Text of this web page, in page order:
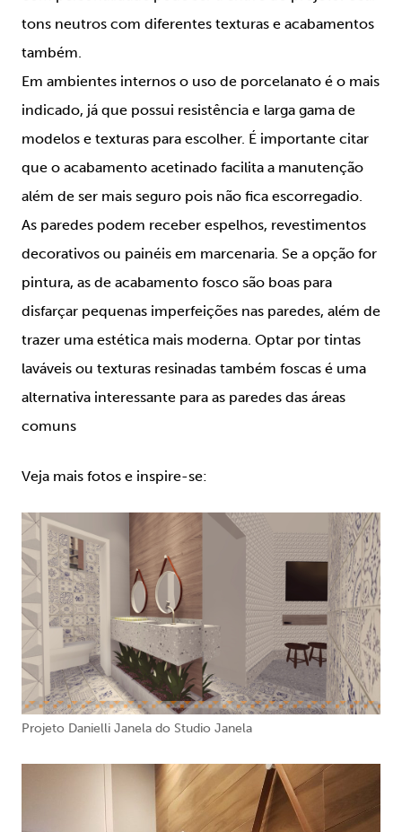
tons neutros com diferentes texturas e acabamentos
também.
Em ambientes internos o uso de porcelanato é o mais
indicado, já que possui resistência e larga gama de
modelos e texturas para escolher. É importante citar
que o acabamento acetinado facilita a manutenção
além de ser mais seguro pois não fica escorregadio.
As paredes podem receber espelhos, revestimentos
decorativos ou painéis em marcenaria. Se a opção for
pintura, as de acabamento fosco são boas para
disfarçar pequenas imperfeições nas paredes, além de
trazer uma estética mais moderna. Optar por tintas
laváveis ou texturas resinadas também foscas é uma
alternativa interessante para as paredes das áreas
comuns
Veja mais fotos e inspire-se:
Projeto Danielli Janela do Studio Janela